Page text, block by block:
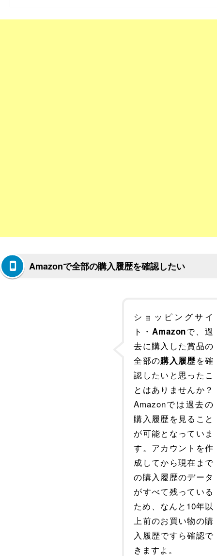
Amazonで全部の購入履歴を確認したい
ショッピングサイ
ト・Amazonで、過
去に購入した賞品の
全部の購入履歴を確
認したいと思ったこ
とはありませんか？
Amazonでは過去の
購入履歴を見ること
が可能となっていま
す。アカウントを作
成してから現在まで
の購入履歴のデータ
がすべて残っている
ため、なんと10年以
上前のお買い物の購
入履歴ですら確認で
きますよ。